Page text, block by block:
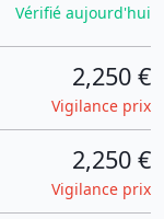
Vérifié aujourd'hui
2,250 €
Vigilance prix
2,250 €
Vigilance prix